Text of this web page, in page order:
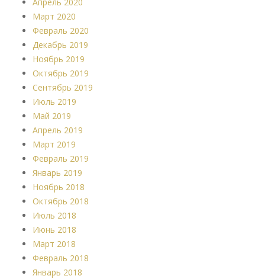
Март 2020
Февраль 2020
Декабрь 2019
Ноябрь 2019
Октябрь 2019
Сентябрь 2019
Июль 2019
Май 2019
Апрель 2019
Март 2019
Февраль 2019
Январь 2019
Ноябрь 2018
Октябрь 2018
Июль 2018
Июнь 2018
Март 2018
Февраль 2018
Январь 2018